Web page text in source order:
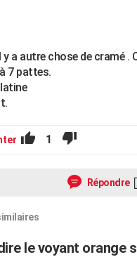
y a autre chose de cramé
7 pattes.
1
Répondre
le voyant orange